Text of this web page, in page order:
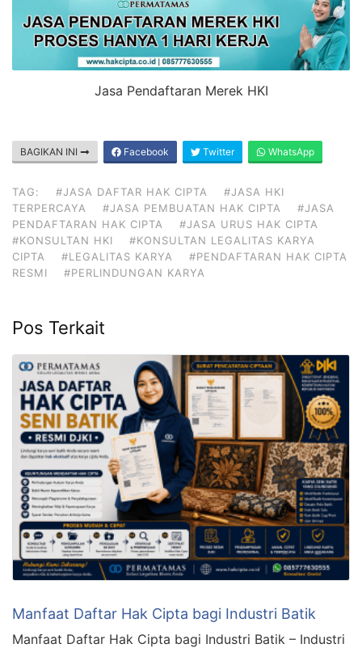
Jasa Pendaftaran Merek HKI
BAGIKAN INI Facebook Twitter WhatsApp
TAG: #JASA DAFTAR HAK CIPTA
#JASA HKI
TERPERCAYA
#JASA PEMBUATAN HAK CIPTA
#JASA
PENDAFTARAN HAK CIPTA
#JASA URUS HAK CIPTA
#KONSULTAN HKI
#KONSULTAN LEGALITAS KARYA
CIPTA
#LEGALITAS KARYA
#PENDAFTARAN HAK CIPTA
RESMI
#PERLINDUNGAN KARYA
Pos Terkait
Manfaat Daftar Hak Cipta bagi Industri Batik
Manfaat Daftar Hak Cipta bagi Industri Batik – Industri